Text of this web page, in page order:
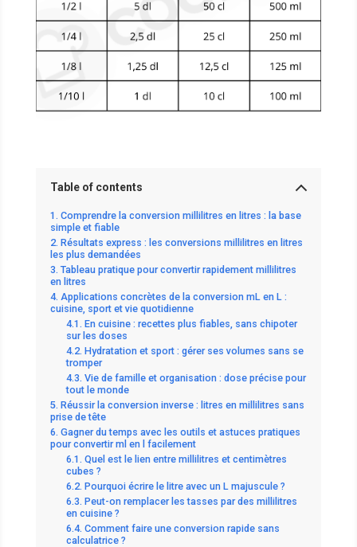
Table of contents
Comprendre la conversion millilitres en litres : la base
simple et fiable
Résultats express : les conversions millilitres en litres
les plus demandées
Tableau pratique pour convertir rapidement millilitres
en litres
Applications concrètes de la conversion mL en L :
cuisine, sport et vie quotidienne
En cuisine : recettes plus fiables, sans chipoter
sur les doses
Hydratation et sport : gérer ses volumes sans se
tromper
Vie de famille et organisation : dose précise pour
tout le monde
Réussir la conversion inverse : litres en millilitres sans
prise de tête
Gagner du temps avec les outils et astuces pratiques
pour convertir ml en l facilement
Quel est le lien entre millilitres et centimètres
cubes ?
Pourquoi écrire le litre avec un L majuscule ?
Peut-on remplacer les tasses par des millilitres
en cuisine ?
Comment faire une conversion rapide sans
calculatrice ?